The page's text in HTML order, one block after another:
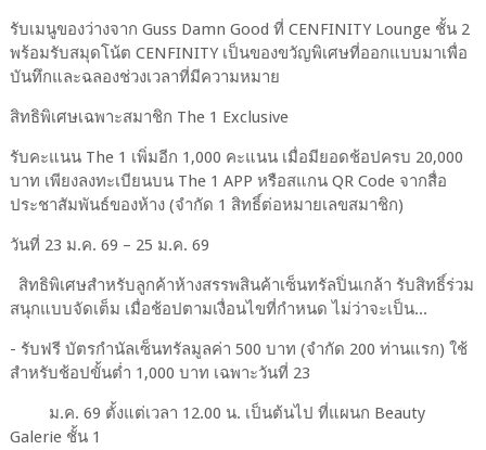
รับเมนูของว่างจาก Guss Damn Good ที่ CENFINITY Lounge ชั้น 2
พร้อมรับสมุดโน้ต CENFINITY เป็นของขวัญพิเศษที่ออกแบบมาเพื่อ
บันทึกและฉลองช่วงเวลาที่มีความหมาย
สิทธิพิเศษเฉพาะสมาชิก The 1 Exclusive
รับคะแนน The 1 เพิ่มอีก 1,000 คะแนน เมื่อมียอดช้อปครบ 20,000
บาท เพียงลงทะเบียนบน The 1 APP หรือสแกน QR Code จากสื่อ
ประชาสัมพันธ์ของห้าง (จำกัด 1 สิทธิ์ต่อหมายเลขสมาชิก)
วันที่ 23 ม.ค. 69 – 25 ม.ค. 69
สิทธิพิเศษสำหรับลูกค้าห้างสรรพสินค้าเซ็นทรัลปิ่นเกล้า รับสิทธิ์ร่วม
สนุกแบบจัดเต็ม เมื่อช้อปตามเงื่อนไขที่กำหนด ไม่ว่าจะเป็น...
- รับฟรี บัตรกำนัลเซ็นทรัลมูลค่า 500 บาท (จำกัด 200 ท่านแรก) ใช้
สำหรับช้อปขั้นต่ำ 1,000 บาท เฉพาะวันที่ 23
ม.ค. 69 ตั้งแต่เวลา 12.00 น. เป็นต้นไป ที่แผนก Beauty
Galerie ชั้น 1